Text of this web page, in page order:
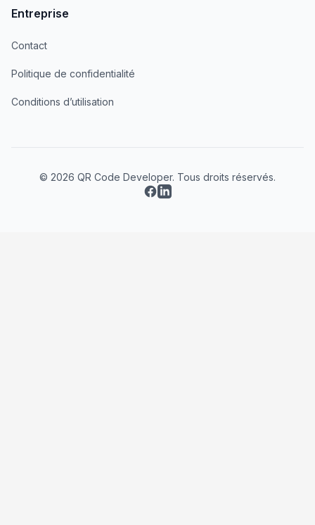
Entreprise
Contact
Politique de confidentialité
Conditions d’utilisation
© 2026 QR Code Developer. Tous droits réservés.